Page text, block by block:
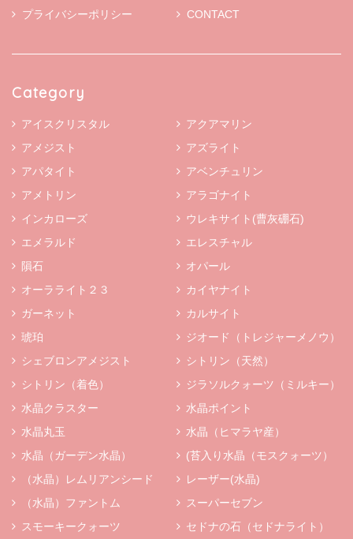
プライバシーポリシー
CONTACT
Category
アイスクリスタル
アクアマリン
アメジスト
アズライト
アパタイト
アベンチュリン
アメトリン
アラゴナイト
インカローズ
ウレキサイト(曹灰硼石)
エメラルド
エレスチャル
隕石
オパール
オーラライト２３
カイヤナイト
ガーネット
カルサイト
琥珀
ジオード（トレジャーメノウ）
シェブロンアメジスト
シトリン（天然）
シトリン（着色）
ジラソルクォーツ（ミルキー）
水晶クラスター
水晶ポイント
水晶丸玉
水晶（ヒマラヤ産）
水晶（ガーデン水晶）
(苔入り水晶（モスクォーツ）
（水晶）レムリアンシード
レーザー(水晶)
（水晶）ファントム
スーパーセブン
スモーキークォーツ
セドナの石（セドナライト）